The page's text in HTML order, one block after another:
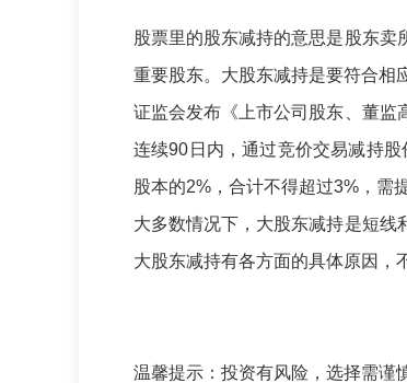
股票里的股东减持的意思是股东
重要股东。大股东减持是要符合相
证监会发布《上市公司股东、董监
连续90日内，通过竞价交易减持
股本的2%，合计不得超过3%，需
大多数情况下，大股东减持是短线
大股东减持有各方面的具体原因，
温馨提示：投资有风险，选择需谨